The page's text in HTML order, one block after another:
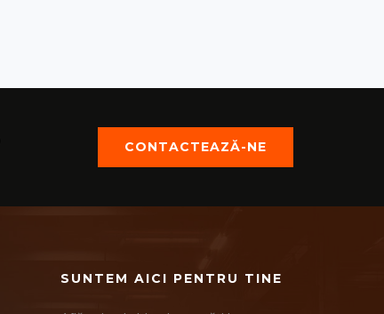
CONTACTEAZĂ-NE
SUNTEM AICI PENTRU TINE